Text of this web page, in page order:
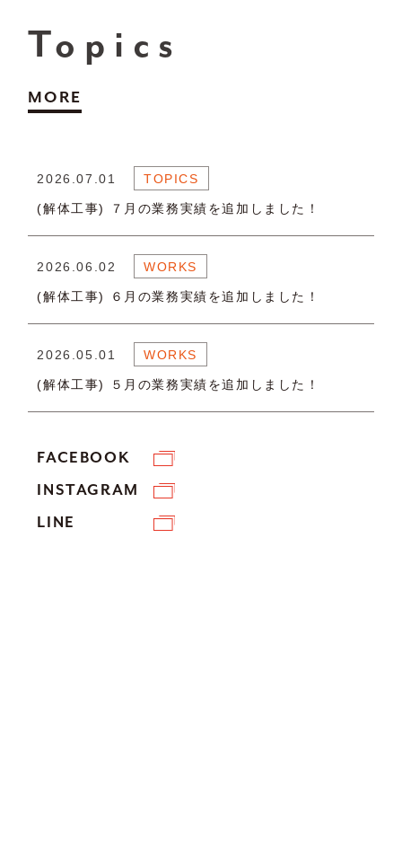
Topics
MORE
2026.07.01 TOPICS
(解体工事) ７月の業務実績を追加しました！
2026.06.02 WORKS
(解体工事) ６月の業務実績を追加しました！
2026.05.01 WORKS
(解体工事) ５月の業務実績を追加しました！
FACEBOOK
INSTAGRAM
LINE